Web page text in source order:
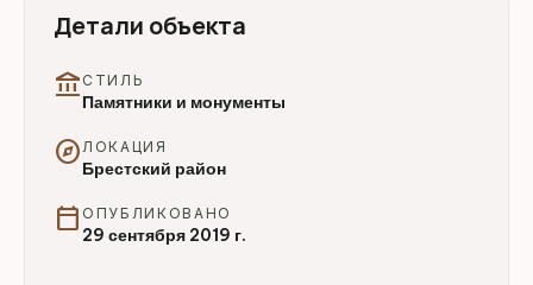
Детали объекта
account_balance СТИЛЬ
Памятники и монументы
explore ЛОКАЦИЯ
Брестский район
calendar_today ОПУБЛИКОВАНО
29 сентября 2019 г.